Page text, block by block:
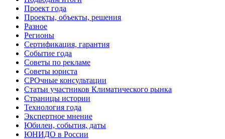
Проект года
Проекты, объекты, решения
Разное
Регионы
Сертификация, гарантия
Событие года
Советы по рекламе
Советы юриста
СРОчные консультации
Статьи участников Климатического рынка
Страницы истории
Технология года
Экспертное мнение
Юбилеи, события, даты
ЮНИДО в России